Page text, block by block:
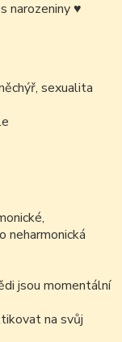
narozeniny♥
sexualita
neharmonická
jsou momentální
na svůj